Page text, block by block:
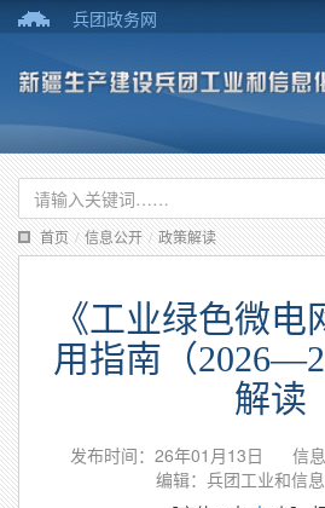
兵团政务网
首页 / 信息公开 / 政策解读
《工业绿色微
用指南（
解读
发布时间：26年01月13日
信
编辑：兵团工业和信